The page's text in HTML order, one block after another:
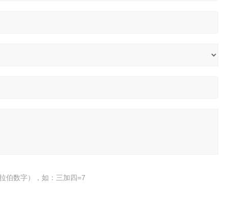
伯数字），如：三加四=7